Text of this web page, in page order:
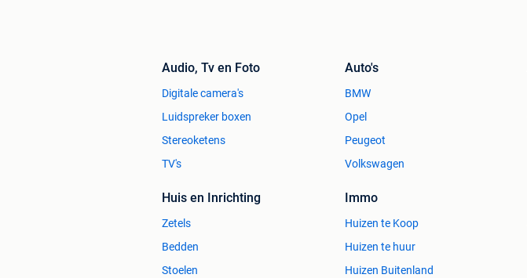
Audio, Tv en Foto
Digitale camera's
Luidspreker boxen
Stereoketens
TV's
Auto's
BMW
Opel
Peugeot
Volkswagen
Huis en Inrichting
Zetels
Bedden
Stoelen
Immo
Huizen te Koop
Huizen te huur
Huizen Buitenland